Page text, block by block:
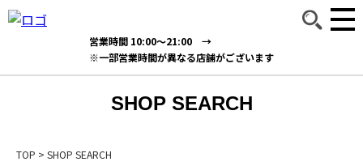
営業時間 10:00～21:00 →
※一部営業時間が異なる店舗がございます
SHOP SEARCH
TOP > SHOP SEARCH